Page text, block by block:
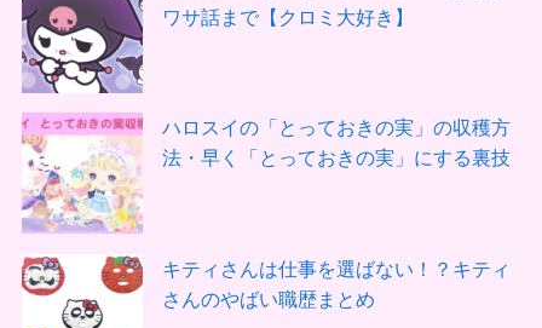
ワサ話まで【クロミ大好き】
ハロスイの「とっておきの実」の収穫方
法・早く「とっておきの実」にする裏技
キティさんは仕事を選ばない！？キティ
さんのやばい職歴まとめ